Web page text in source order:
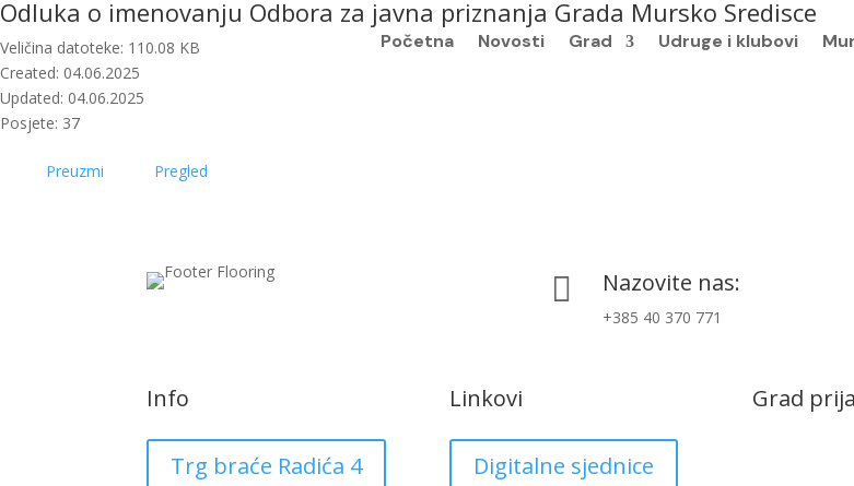
Početna Novosti Grad Udruge i klubovi
Odluka o imenovanju Odbora za javna priznanja Grada Mursko Sredisce
Veličina datoteke: 110.08 KB
Created: 04.06.2025
Updated: 04.06.2025
Posjete: 37
Preuzmi Pregled
 Nazovite nas:
+385 40 370 771
Info
Trg braće Radića 4
Linkovi
Digitalne sjednice
Grad